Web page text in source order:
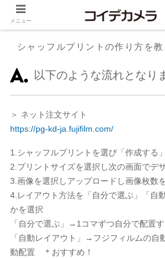
シャッフルプリントの作り方を
以下のような流れとなり
＞ ネット注文サイト
https://pg-kd-ja.fujifilm.com/
1.シャッフルプリントを選び「作成する
2.プリントサイズを選択し次の画面でデ
3.画像を選択しアップロードし画像枚数
4.レイアウト方法を「自分で選ぶ」「自
かを選択
「自分で選ぶ」→1コマずつ自分で配置す
「自動レイアウト」→フジフィルムの自
動配置 ＊おすすめ！
メニュー